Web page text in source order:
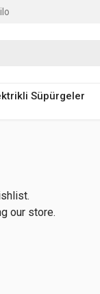
Süpürgeler
our store.